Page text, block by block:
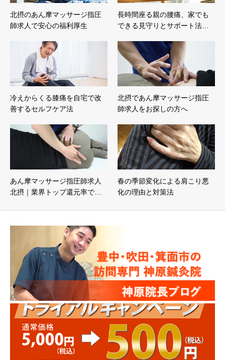
北摂のあん摩マッサージ指圧
師求人で安心の福利厚生
長時間座る親の腰痛、家でも
できる見守りとサポート法…
冷えからくる膝痛を自宅で改
善するセルフケア法
北摂であん摩マッサージ指圧
師求人をお探しの方へ
あん摩マッサージ指圧師求人
北摂｜業界トップ還元率で…
春の季節変化による肩こり悪
化の理由と対策法